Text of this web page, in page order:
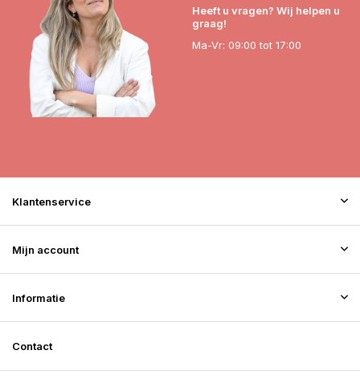
Heeft u vragen? Wij helpen u
graag!
Ma-Vr: 09:00 tot 17:00
Klantenservice
Mijn account
Informatie
Contact